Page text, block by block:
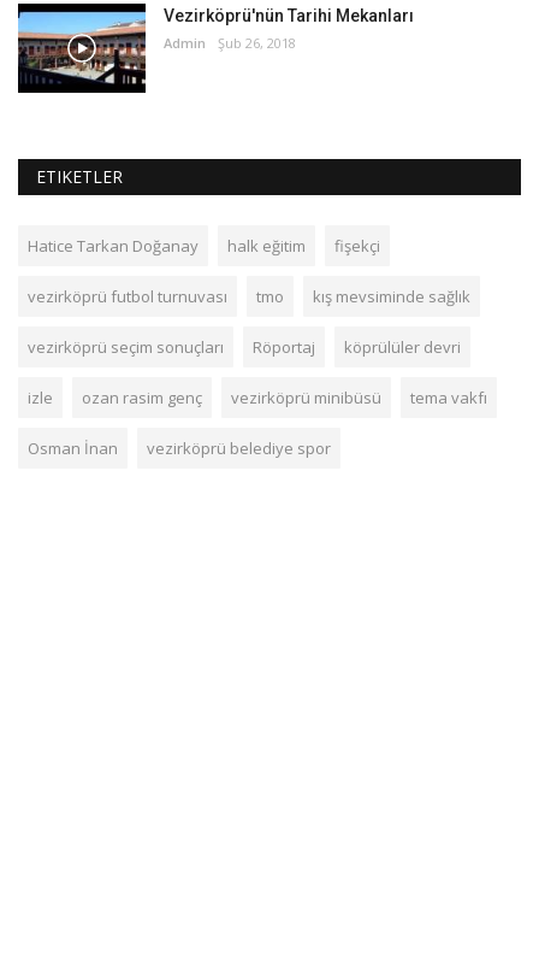
Vezirköprü'nün Tarihi Mekanları
Admin Şub 26, 2018
ETIKETLER
Hatice Tarkan Doğanay halk eğitim fişekçi
vezirköprü futbol turnuvası tmo kış mevsiminde sağlık
vezirköprü seçim sonuçları Röportaj köprülüler devri
izle ozan rasim genç vezirköprü minibüsü tema vakfı
Osman İnan vezirköprü belediye spor